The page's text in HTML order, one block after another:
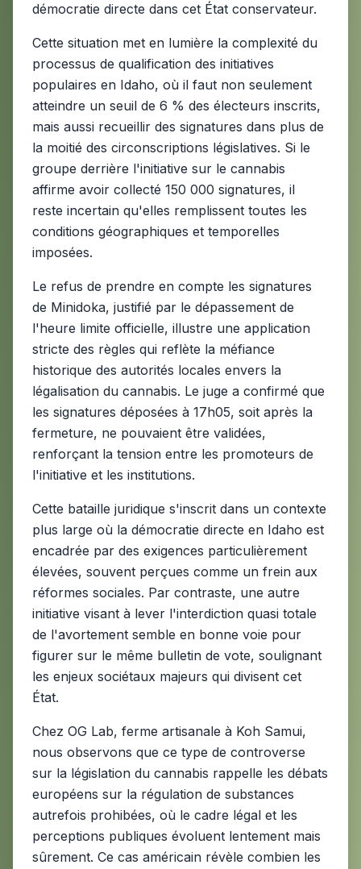
démocratie directe dans cet État conservateur.
Cette situation met en lumière la complexité du
processus de qualification des initiatives
populaires en Idaho, où il faut non seulement
atteindre un seuil de 6 % des électeurs inscrits,
mais aussi recueillir des signatures dans plus de
la moitié des circonscriptions législatives. Si le
groupe derrière l'initiative sur le cannabis
affirme avoir collecté 150 000 signatures, il
reste incertain qu'elles remplissent toutes les
conditions géographiques et temporelles
imposées.
Le refus de prendre en compte les signatures
de Minidoka, justifié par le dépassement de
l'heure limite officielle, illustre une application
stricte des règles qui reflète la méfiance
historique des autorités locales envers la
légalisation du cannabis. Le juge a confirmé que
les signatures déposées à 17h05, soit après la
fermeture, ne pouvaient être validées,
renforçant la tension entre les promoteurs de
l'initiative et les institutions.
Cette bataille juridique s'inscrit dans un contexte
plus large où la démocratie directe en Idaho est
encadrée par des exigences particulièrement
élevées, souvent perçues comme un frein aux
réformes sociales. Par contraste, une autre
initiative visant à lever l'interdiction quasi totale
de l'avortement semble en bonne voie pour
figurer sur le même bulletin de vote, soulignant
les enjeux sociétaux majeurs qui divisent cet
État.
Chez OG Lab, ferme artisanale à Koh Samui,
nous observons que ce type de controverse
sur la législation du cannabis rappelle les débats
européens sur la régulation de substances
autrefois prohibées, où le cadre légal et les
perceptions publiques évoluent lentement mais
sûrement. Ce cas américain révèle combien les